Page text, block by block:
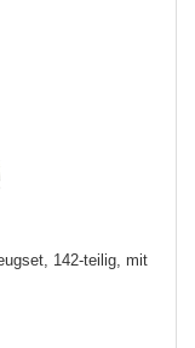
142-teilig, mit